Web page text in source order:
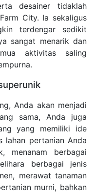
desainer tidaklah
City. Ia sekaligus
terdengar sedikit
sangat menarik dan
aktivitas saling
Anda akan menjadi
sama, Anda juga
yang memiliki ide
lahan pertanian Anda
menanam berbagai
berbagai jenis
merawat tanaman
murni, bahkan